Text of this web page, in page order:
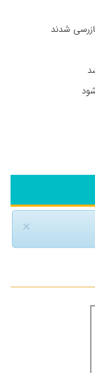
شدند
×